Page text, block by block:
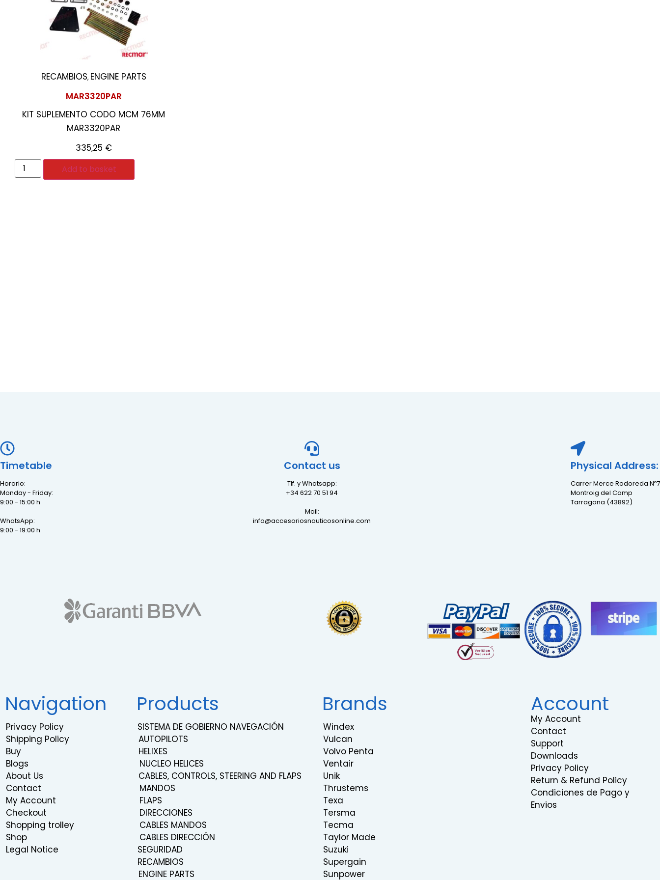
RECAMBIOS, ENGINE PARTS
MAR3320PAR
KIT SUPLEMENTO CODO MCM 76MM
MAR3320PAR
335,25 €
Add to basket
Timetable
Horario:
Monday - Friday:
9:00 - 15:00 h
WhatsApp:
9:00 - 19:00 h
Contact us
Tlf. y Whatsapp:
+34 622 70 51 94
Mail:
info@accesoriosnauticosonline.com
Physical Address:
Carrer Merce Rodoreda Nº7
Montroig del Camp
Tarragona (43892)
Navigation
Privacy Policy
Shipping Policy
Buy
Blogs
About Us
Contact
My Account
Checkout
Shopping trolley
Shop
Legal Notice
Products
SISTEMA DE GOBIERNO NAVEGACIÓN
AUTOPILOTS
HELIXES
NUCLEO HELICES
CABLES, CONTROLS, STEERING AND FLAPS
MANDOS
FLAPS
DIRECCIONES
CABLES MANDOS
CABLES DIRECCIÓN
SEGURIDAD
RECAMBIOS
ENGINE PARTS
Brands
Windex
Vulcan
Volvo Penta
Ventair
Unik
Thrustems
Texa
Tersma
Tecma
Taylor Made
Suzuki
Supergain
Sunpower
Account
My Account
Contact
Support
Downloads
Privacy Policy
Return & Refund Policy
Condiciones de Pago y
Envios